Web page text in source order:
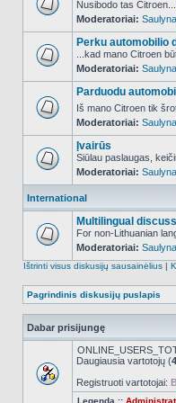
NO_UNREAD_POSTS
Nusibodo tas Citroen...
Moderatoriai:
NO_UNREAD_POSTS
Perku automobilio
...kad mano Citroen
Moderatoriai:
NO_UNREAD_POSTS
Parduodu
Iš mano Citroen tik
Moderatoriai:
NO_UNREAD_POSTS
Įvairūs
Siūlau paslaugas,
Moderatoriai:
International
NO_UNREAD_POSTS
Multilingual
For non-Lithuanian
Moderatoriai:
Ištrinti visus diskusijų sausainėlius |
Pagrindinis diskusijų puslapis
Dabar prisijungę
Daugiausia vartotojų (
Registruoti vartotojai:
Legenda ::